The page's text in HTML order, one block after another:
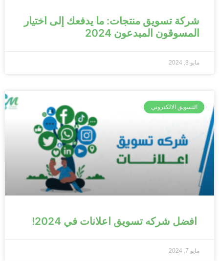
شركة تسويق منتجات: ما يدفعك إلى اختيار
المسوقون المبدعون 2024
مايو 8, 2024
التسويق الالكتروني
افضل شركه تسويق اعلانات في 2024!
مايو 7, 2024